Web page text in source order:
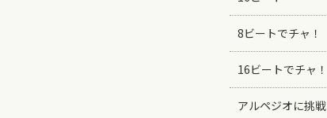
8ビートでチャ！
16ビートでチャ！
アルペジオに挑戦